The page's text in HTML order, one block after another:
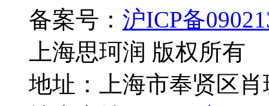
备案号： 沪ICP备
上海思珂润 版权所有
地址：上海市奉贤区肖